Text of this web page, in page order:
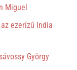
Miguel
ezerízű India
György